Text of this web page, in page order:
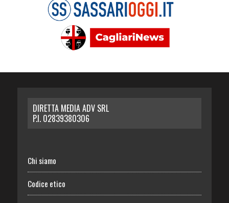
DIRETTA MEDIA ADV SRL
P.I. 02839380306
Chi siamo
Codice etico